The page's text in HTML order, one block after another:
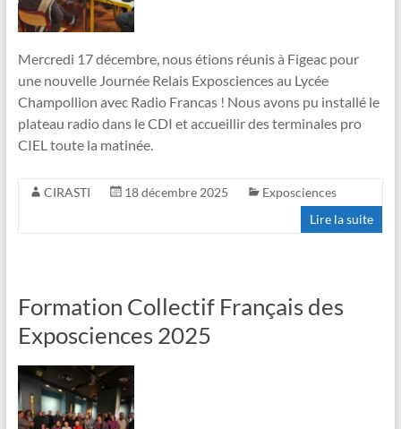
Mercredi 17 décembre, nous étions réunis à Figeac pour
une nouvelle Journée Relais Exposciences au Lycée
Champollion avec Radio Francas ! Nous avons pu installé le
plateau radio dans le CDI et accueillir des terminales pro
CIEL toute la matinée.
CIRASTI 18 décembre 2025
Exposciences
Lire la suite
Formation Collectif Français des
Exposciences 2025